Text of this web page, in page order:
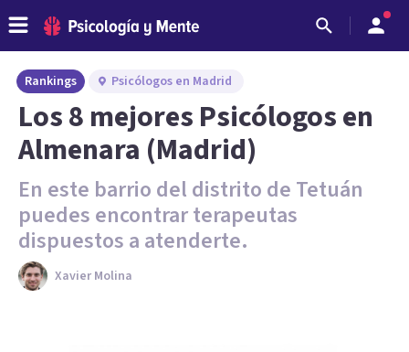
Rankings Psicólogos en Madrid
Los 8 mejores Psicólogos en
Almenara (Madrid)
En este barrio del distrito de Tetuán
puedes encontrar terapeutas
dispuestos a atenderte.
Xavier Molina